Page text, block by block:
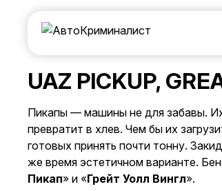
UAZ PICKUP,
Пикапы — машины не для забавы.
превратит в хлев. Чем бы их
готовых принять почти тонну.
же время эстетичном варианте.
Пикап» и «Грейт Уолл Вингл».